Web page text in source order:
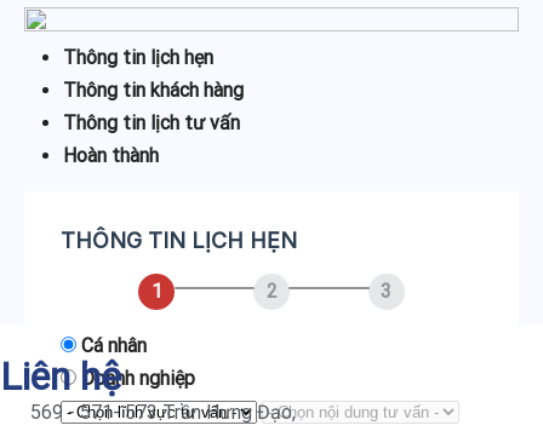
Thông tin lịch hẹn
Thông tin khách hàng
Thông tin lịch tư vấn
Hoàn thành
THÔNG TIN LỊCH HẸN
1 2 3
Cá nhân
Doanh nghiệp
Liên hệ
569 - 571- 573 Trần Hưng Đạo,